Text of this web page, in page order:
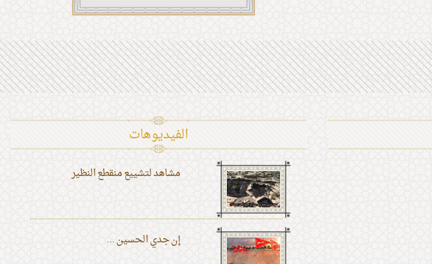
الفیدیوهات
مشاهد لتشييع منقطع النظير
إن جدي الحسين ...